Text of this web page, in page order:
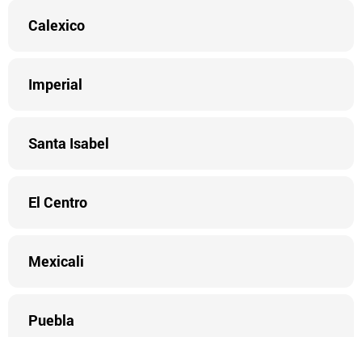
Calexico
Imperial
Santa Isabel
El Centro
Mexicali
Puebla